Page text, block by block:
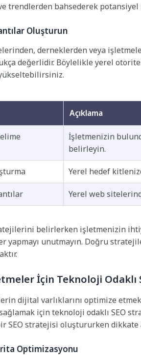
trendlerden bahsederek
Oluşturun
derneklerden veya
değerlidir. Böylelikle yerel
yükseltebilirsiniz.
Açıklama
İşletmenizin
belirleyin.
Yerel hedef
Yerel web
belirlerken işletmenizin
yapmayı unutmayın. Doğru
İçin Teknoloji Odaklı
dijital varlıklarını optimize
için teknoloji odaklı SEO
SEO stratejisi oluştururken dikkate
Optimizasyonu